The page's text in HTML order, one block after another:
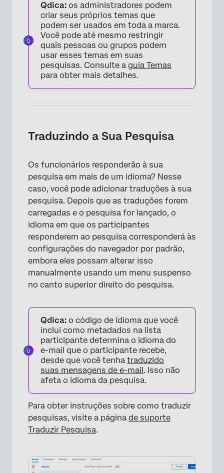
×
Qdica: os administradores podem
criar seus próprios temas que
podem ser usados em toda a marca.
Você pode até mesmo restringir
quais pessoas ou grupos podem
usar esses temas em suas
pesquisas. Consulte a guia Temas
para obter mais detalhes.
Traduzindo a Sua Pesquisa
Os funcionários responderão à sua
pesquisa em mais de um idioma? Nesse
caso, você pode adicionar traduções à sua
pesquisa. Depois que as traduções forem
carregadas e o pesquisa for lançado, o
idioma em que os participantes
responderem ao pesquisa corresponderá às
configurações do navegador por padrão,
embora eles possam alterar isso
manualmente usando um menu suspenso
no canto superior direito do pesquisa.
Qdica: o código de idioma que você
inclui como metadados na lista
participante determina o idioma do
e-mail que o participante recebe,
desde que você tenha traduzido
suas mensagens de e-mail. Isso não
afeta o idioma da pesquisa.
Para obter instruções sobre como traduzir
pesquisas, visite a página de suporte
Traduzir Pesquisa.